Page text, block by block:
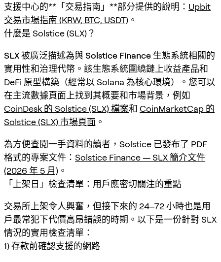
支援中心的**「交易指南」**部分提供的說明： Upbit
交易市場指南 (KRW, BTC, USDT) 。
什麼是 Solstice (SLX)？
SLX被廣泛描述為與Solstice Finance 生態系統相關的
實用性和治理代幣 。該生態系統圍繞鏈上收益產品和
DeFi 原型構築（經常以 Solana 為核心環境）。您可以
在主流數據頁面上找到其概要和市場背景，例如
CoinDesk 的 Solstice (SLX) 檔案和 CoinMarketCap 的
Solstice (SLX) 市場頁面 。
為方便查閱一手資料的讀者，Solstice 已發布了 PDF
格式的專案文件： Solstice Finance — SLX 簡介文件
(2026 年 5 月) 。
「上架日」檢查清單：用戶應密切關注的重點
交易所上架令人興奮，但接下來的 24–72 小時也是用
戶最常犯下代價高昂錯誤的時期。以下是一份針對 SLX
情況的實用檢查清單：
1) 存款前確認支援的網路